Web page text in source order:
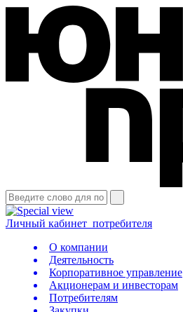
Личный кабинет потребителя
О компании
Деятельность
Корпоративное управление
Акционерам и инвесторам
Потребителям